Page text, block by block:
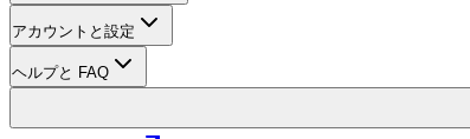
アカウントと設定
ヘルプと FAQ